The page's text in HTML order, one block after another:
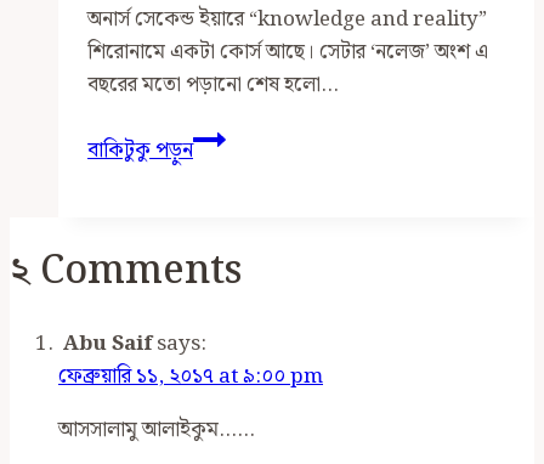
অনার্স সেকেন্ড ইয়ারে “knowledge and reality”
শিরোনামে একটা কোর্স আছে। সেটার ‘নলেজ’ অংশ এ
বছরের মতো পড়ানো শেষ হলো…
বাকিটুকু পড়ুনজ্ঞান
সম্পর্কিত
হেদায়েত
২ Comments
Abu Saifsays:
ফেব্রুয়ারি ১১, ২০১৭ at ৯:০০ pm
আসসালামু আলাইকুম……